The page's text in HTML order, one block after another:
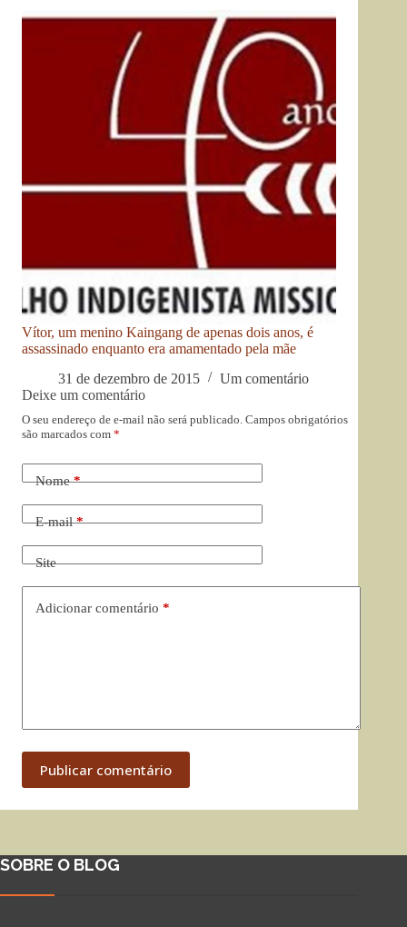
Vítor, um menino Kaingang de apenas dois anos, é
assassinado enquanto era amamentado pela mãe
31 de dezembro de 2015
Um comentário
Deixe um comentário
O seu endereço de e-mail não será publicado. Campos obrigatórios
são marcados com *
Nome*
E-mail*
Site
Adicionar comentário *
Publicar comentário
SOBRE O BLOG